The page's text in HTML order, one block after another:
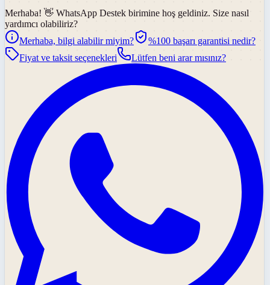
Merhaba! 👋 WhatsApp Destek birimine hoş geldiniz. Size nasıl
yardımcı olabiliriz?
Merhaba, bilgi alabilir miyim?
%100 başarı garantisi nedir?
Fiyat ve taksit seçenekleri
Lütfen beni arar mısınız?